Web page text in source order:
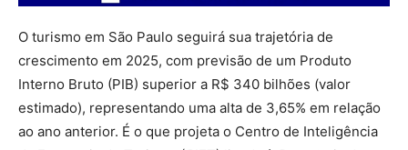
O turismo em São Paulo seguirá sua trajetória de
crescimento em 2025, com previsão de um Produto
Interno Bruto (PIB) superior a R$ 340 bilhões (valor
estimado), representando uma alta de 3,65% em relação
ao ano anterior. É o que projeta o Centro de Inteligência